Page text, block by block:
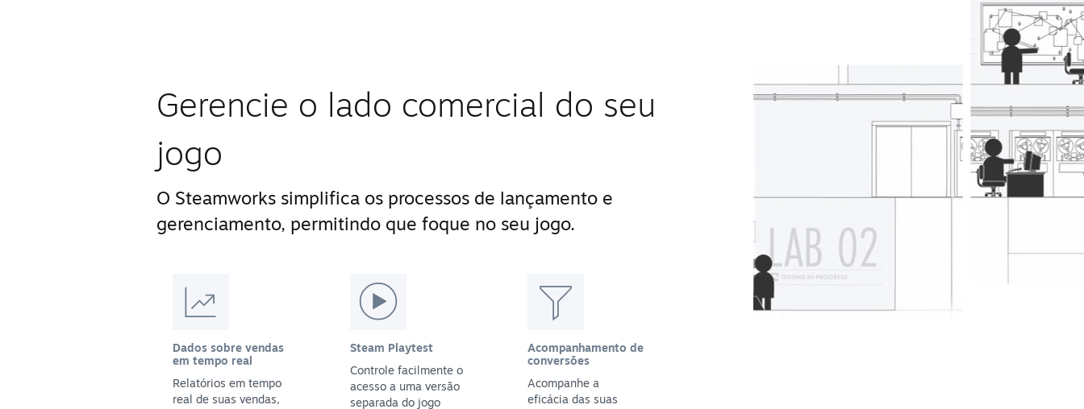
Gerencie o lado comercial do seu
jogo
O Steamworks simplifica os processos de lançamento e
gerenciamento, permitindo que foque no seu jogo.
Dados sobre vendas
em tempo real
Relatórios em tempo
real de suas vendas,
Steam Playtest
Controle facilmente o
acesso a uma versão
separada do jogo
Acompanhamento de
conversões
Acompanhe a
eficácia das suas